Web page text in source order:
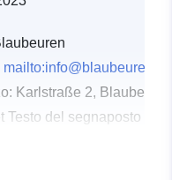
mailto:info@blaubeuren.de
Karlstraße 2,
Testo del segnaposto